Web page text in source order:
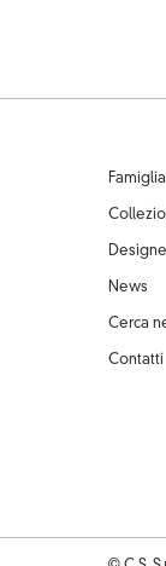
News
Cerca
Contatti